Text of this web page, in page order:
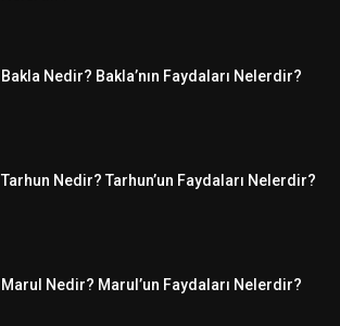
Bakla Nedir? Bakla’nın Faydaları Nelerdir?
Tarhun Nedir? Tarhun’un Faydaları Nelerdir?
Marul Nedir? Marul’un Faydaları Nelerdir?